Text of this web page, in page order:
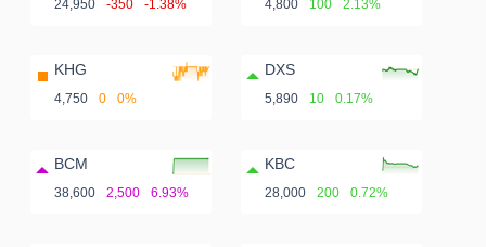
24,950 -350 -1.38% 4,800 100 2.13%
KHG
4,750 0 0%
DXS
5,890 10 0.17%
BCM
38,600 2,500 6.93%
KBC
28,000 200 0.72%